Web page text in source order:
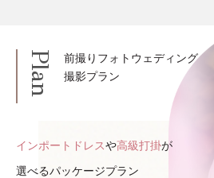
Plan
前撮りフォトウェディング
撮影プラン
インポートドレスや高級打掛が
選べるパッケージプラン